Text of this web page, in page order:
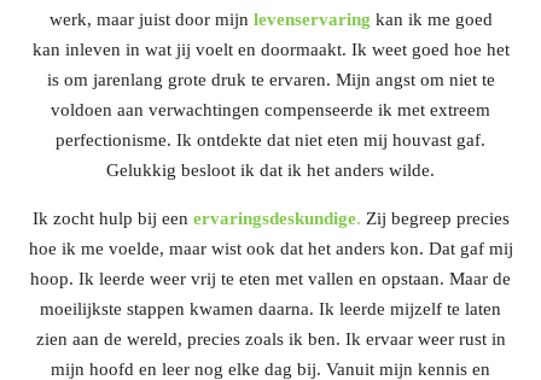
werk, maar juist door mijn levenservaring kan ik me goed
kan inleven in wat jij voelt en doormaakt. Ik weet goed hoe het
is om jarenlang grote druk te ervaren. Mijn angst om niet te
voldoen aan verwachtingen compenseerde ik met extreem
perfectionisme. Ik ontdekte dat niet eten mij houvast gaf.
Gelukkig besloot ik dat ik het anders wilde.
Ik zocht hulp bij een ervaringsdeskundige. Zij begreep precies
hoe ik me voelde, maar wist ook dat het anders kon. Dat gaf mij
hoop. Ik leerde weer vrij te eten met vallen en opstaan. Maar de
moeilijkste stappen kwamen daarna. Ik leerde mijzelf te laten
zien aan de wereld, precies zoals ik ben. Ik ervaar weer rust in
mijn hoofd en leer nog elke dag bij. Vanuit mijn kennis en